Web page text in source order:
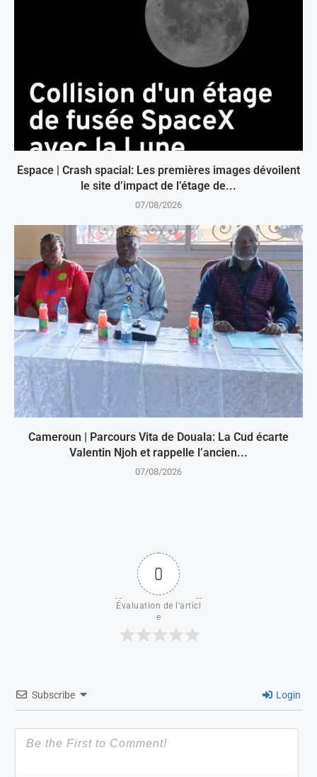
Espace | Crash spacial: Les premières images dévoilent
le site d’impact de l’étage de...
07/08/2026
Cameroun | Parcours Vita de Douala: La Cud écarte
Valentin Njoh et rappelle l’ancien...
07/08/2026
0
Évaluation de l'articl
e
Subscribe Login